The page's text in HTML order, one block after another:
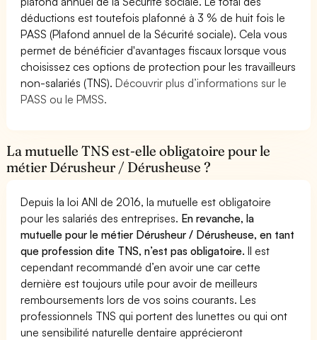
déductions est toutefois plafonné à 3 % de huit fois le
PASS (Plafond annuel de la Sécurité sociale). Cela vous
permet de bénéficier d'avantages fiscaux lorsque vous
choisissez ces options de protection pour les travailleurs
non-salariés (TNS).Découvrir plus d’informations sur le
PASS ou le PMSS.
La mutuelle TNS est-elle obligatoire pour le
métier Dérusheur / Dérusheuse ?
Depuis la loi ANI de 2016, la mutuelle est obligatoire
pour les salariés des entreprises. En revanche, la
mutuelle pour le métier Dérusheur / Dérusheuse, en tant
que profession dite TNS, n’est pas obligatoire.Il est
cependant recommandé d’en avoir une car cette
dernière est toujours utile pour avoir de meilleurs
remboursements lors de vos soins courants. Les
professionnels TNS qui portent des lunettes ou qui ont
une sensibilité naturelle dentaire apprécieront